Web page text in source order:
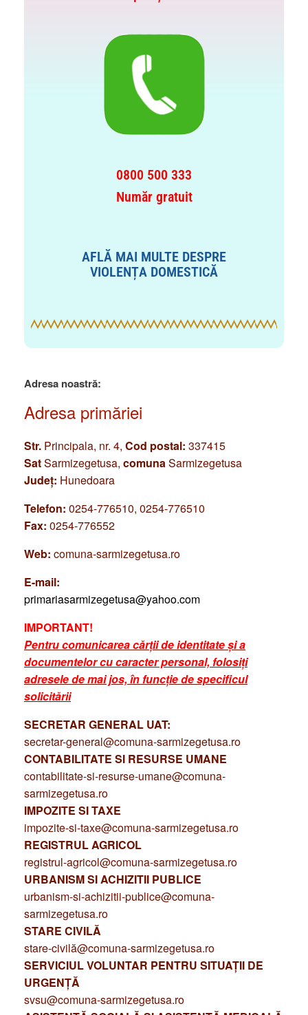
0800 500 333
Număr gratuit
AFLĂ MAI MULTE DESPRE
VIOLENȚA DOMESTICĂ
Adresa noastră:
Adresa primăriei
Str. Principala, nr. 4, Cod postal: 337415
SatSarmizegetusa, comunaSarmizegetusa
Județ: Hunedoara
Telefon: 0254-776510, 0254-776510
Fax: 0254-776552
Web: comuna-sarmizegetusa.ro
E-mail:
primariasarmizegetusa@yahoo.com
IMPORTANT!
Pentru comunicarea cărții de identitate și a
documentelor cu caracter personal, folosiți
adresele de mai jos, în funcție de specificul
solicitării
SECRETAR GENERAL UAT:
secretar-general@comuna-sarmizegetusa.ro
CONTABILITATE SI RESURSE UMANE
contabilitate-si-resurse-umane@comuna-
sarmizegetusa.ro
IMPOZITE SI TAXE
impozite-si-taxe@comuna-sarmizegetusa.ro
REGISTRUL AGRICOL
registrul-agricol@comuna-sarmizegetusa.ro
URBANISM SI ACHIZITII PUBLICE
urbanism-si-achizitii-publice@comuna-
sarmizegetusa.ro
STARE CIVILĂ
stare-civilă@comuna-sarmizegetusa.ro
SERVICIUL VOLUNTAR PENTRU SITUAȚII DE
URGENȚĂ
svsu@comuna-sarmizegetusa.ro